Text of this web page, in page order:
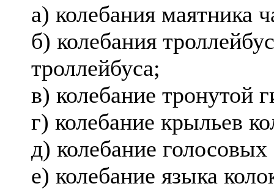
а) колебания маятника
б) колебания
троллейбуса;
в) колебание тронутой
г) колебание крыльев
д) колебание
е) колебание языка